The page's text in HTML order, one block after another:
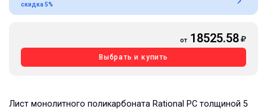
скидка 5%
от 18525.58
Выбрать и купить
Лист монолитного поликарбоната Rational РС толщиной 5